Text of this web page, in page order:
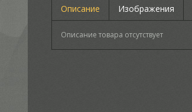
Описание Изображения
Описание товара отсутствует